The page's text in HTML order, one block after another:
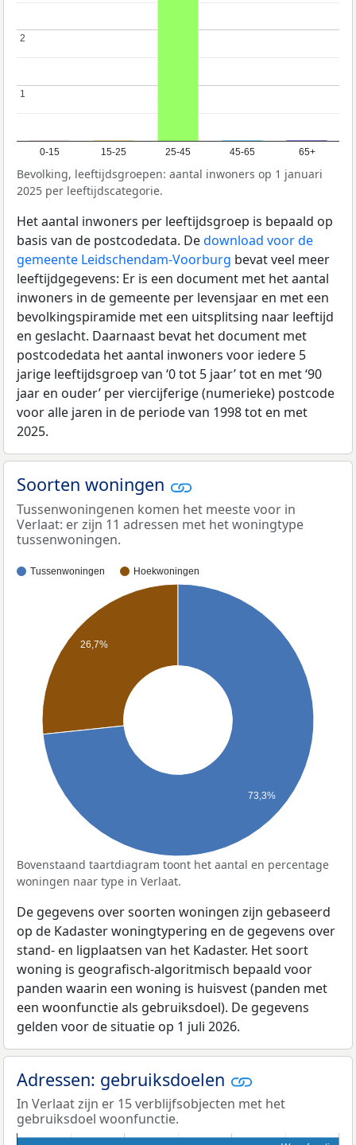
0-15 15-25 25-45 45-65 65+
1
1
2
2
Bevolking, leeftijdsgroepen: aantal inwoners op 1 januari
2025 per leeftijdscategorie.
Het aantal inwoners per leeftijdsgroep is bepaald op
basis van de postcodedata. Dedownload voor de
gemeente Leidschendam-Voorburg bevat veel meer
leeftijdgegevens: Er is een document met het aantal
inwoners in de gemeente per levensjaar en met een
bevolkingspiramide met een uitsplitsing naar leeftijd
en geslacht. Daarnaast bevat het document met
postcodedata het aantal inwoners voor iedere 5
jarige leeftijdsgroep van ‘0 tot 5 jaar’ tot en met ‘90
jaar en ouder’ per viercijferige (numerieke) postcode
voor alle jaren in de periode van 1998 tot en met
2025.
Soorten woningen
Tussenwoningenen komen het meeste voor in
Verlaat: er zijn 11 adressen met het woningtype
tussenwoningen.
Tussenwoningen Hoekwoningen
26,7%
73,3%
Bovenstaand taartdiagram toont het aantal en percentage
woningen naar type in Verlaat.
De gegevens over soorten woningen zijn gebaseerd
op de Kadaster woningtypering en de gegevens over
stand- en ligplaatsen van het Kadaster. Het soort
woning is geografisch-algoritmisch bepaald voor
panden waarin een woning is huisvest (panden met
een woonfunctie als gebruiksdoel). De gegevens
gelden voor de situatie op 1 juli 2026.
Adressen: gebruiksdoelen
In Verlaat zijn er 15 verblijfsobjecten met het
gebruiksdoel woonfunctie.